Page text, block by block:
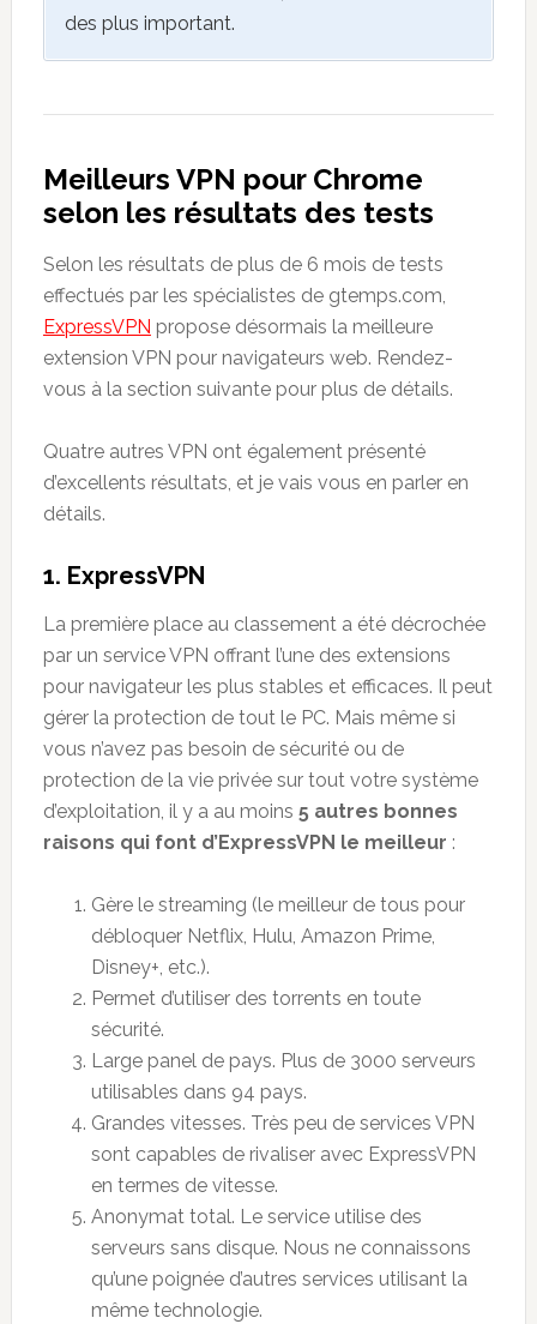
des plus important.
Meilleurs VPN pour Chrome
selon les résultats des tests
Selon les résultats de plus de 6 mois de tests
effectués par les spécialistes de gtemps.com,
ExpressVPN propose désormais la meilleure
extension VPN pour navigateurs web. Rendez-
vous à la section suivante pour plus de détails.
Quatre autres VPN ont également présenté
d’excellents résultats, et je vais vous en parler en
détails.
1. ExpressVPN
La première place au classement a été décrochée
par un service VPN offrant l’une des extensions
pour navigateur les plus stables et efficaces. Il peut
gérer la protection de tout le PC. Mais même si
vous n’avez pas besoin de sécurité ou de
protection de la vie privée sur tout votre système
d’exploitation, il y a au moins 5 autres bonnes
raisons qui font d’ExpressVPN le meilleur :
Gère le streaming (le meilleur de tous pour
débloquer Netflix, Hulu, Amazon Prime,
Disney+, etc.).
Permet d’utiliser des torrents en toute
sécurité.
Large panel de pays. Plus de 3000 serveurs
utilisables dans 94 pays.
Grandes vitesses. Très peu de services VPN
sont capables de rivaliser avec ExpressVPN
en termes de vitesse.
Anonymat total. Le service utilise des
serveurs sans disque. Nous ne connaissons
qu’une poignée d’autres services utilisant la
même technologie.